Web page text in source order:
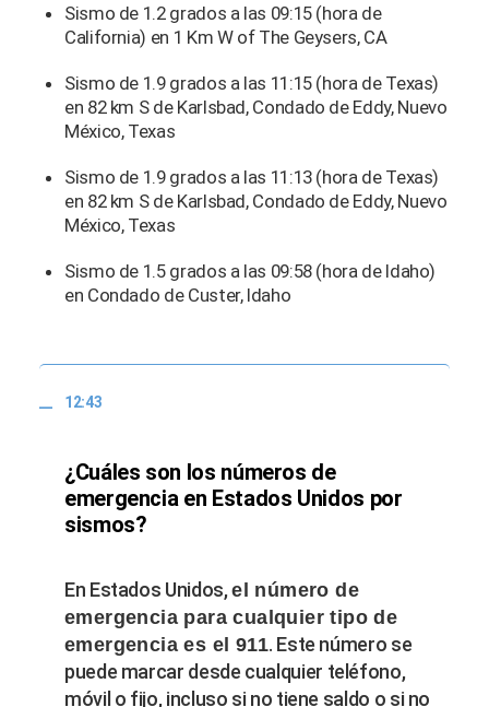
Sismo de 1.2 grados a las 09:15 (hora de
California) en 1 Km W of The Geysers, CA
Sismo de 1.9 grados a las 11:15 (hora de Texas)
en 82 km S de Karlsbad, Condado de Eddy, Nuevo
México, Texas
Sismo de 1.9 grados a las 11:13 (hora de Texas)
en 82 km S de Karlsbad, Condado de Eddy, Nuevo
México, Texas
Sismo de 1.5 grados a las 09:58 (hora de Idaho)
en Condado de Custer, Idaho
12:43
¿Cuáles son los números de
emergencia en Estados Unidos por
sismos?
En Estados Unidos,el número de
emergencia para cualquier tipo de
emergencia es el 911. Este número se
puede marcar desde cualquier teléfono,
móvil o fijo, incluso si no tiene saldo o si no